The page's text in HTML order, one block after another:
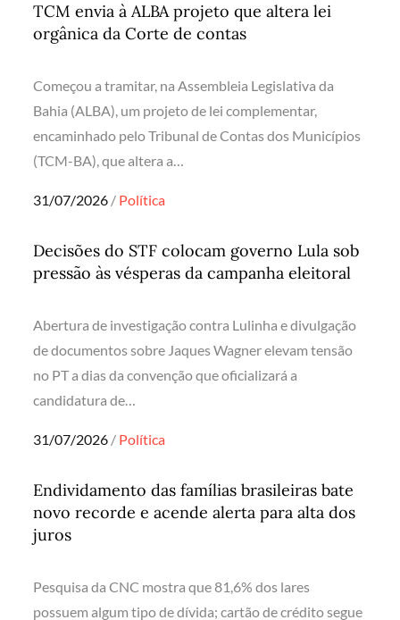
TCM envia à ALBA projeto que altera lei
orgânica da Corte de contas
Começou a tramitar, na Assembleia Legislativa da
Bahia (ALBA), um projeto de lei complementar,
encaminhado pelo Tribunal de Contas dos Municípios
(TCM-BA), que altera a…
Posted
31/07/2026 Política
Decisões do STF colocam governo Lula sob
pressão às vésperas da campanha eleitoral
Abertura de investigação contra Lulinha e divulgação
de documentos sobre Jaques Wagner elevam tensão
no PT a dias da convenção que oficializará a
candidatura de…
Posted
31/07/2026 Política
Endividamento das famílias brasileiras bate
novo recorde e acende alerta para alta dos
juros
Pesquisa da CNC mostra que 81,6% dos lares
possuem algum tipo de dívida; cartão de crédito segue